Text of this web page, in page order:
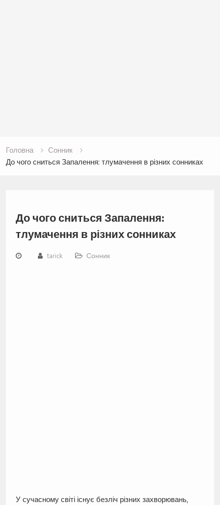
Головна
Сонник
До чого сниться Запалення: тлумачення в різних сонниках
До чого сниться Запалення:
тлумачення в різних сонниках
tarick Сонник
У сучасному світі існує безліч різних захворювань,